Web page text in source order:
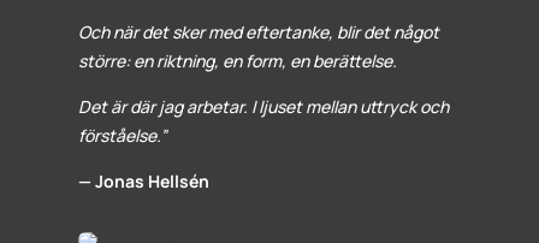
Och när det sker med eftertanke, blir det något
större: en riktning, en form, en berättelse.
Det är där jag arbetar. I ljuset mellan uttryck och
förståelse.”
— Jonas Hellsén